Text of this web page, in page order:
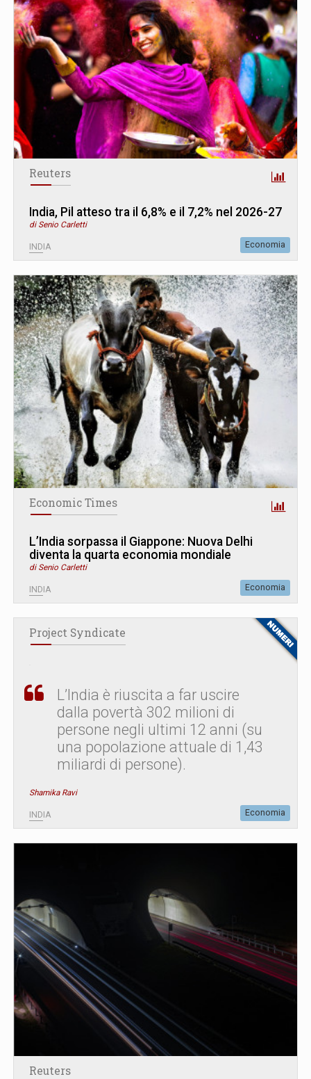
Reuters
India, Pil atteso tra il 6,8% e il 7,2% nel 2026-27
di Senio Carletti
INDIA Economia
Economic Times
L’India sorpassa il Giappone: Nuova Delhi
diventa la quarta economia mondiale
di Senio Carletti
INDIA Economia
Project Syndicate
L’India è riuscita a far uscire
dalla povertà 302 milioni di
persone negli ultimi 12 anni (su
una popolazione attuale di 1,43
miliardi di persone).
Shamika Ravi
INDIA Economia
Reuters